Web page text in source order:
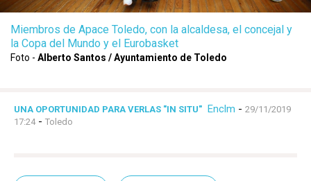
Miembros de Apace Toledo, con la alcaldesa, el concejal y
la Copa del Mundo y el Eurobasket
Foto - Alberto Santos / Ayuntamiento de Toledo
UNA OPORTUNIDAD PARA VERLAS "IN SITU" Enclm - 29/11/2019
17:24- Toledo